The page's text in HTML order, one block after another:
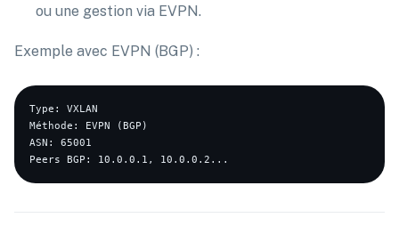
ou une gestion via EVPN.
Exemple avec EVPN (BGP) :
Type: VXLAN
Méthode: EVPN (BGP)
ASN: 65001